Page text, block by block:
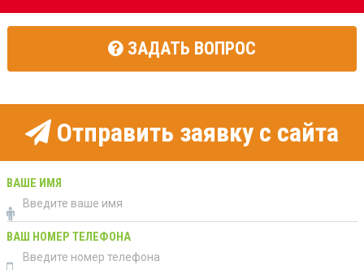
ЗАДАТЬ ВОПРОС
Отправить заявку с сайта
ВАШЕ ИМЯ
ВАШ НОМЕР ТЕЛЕФОНА